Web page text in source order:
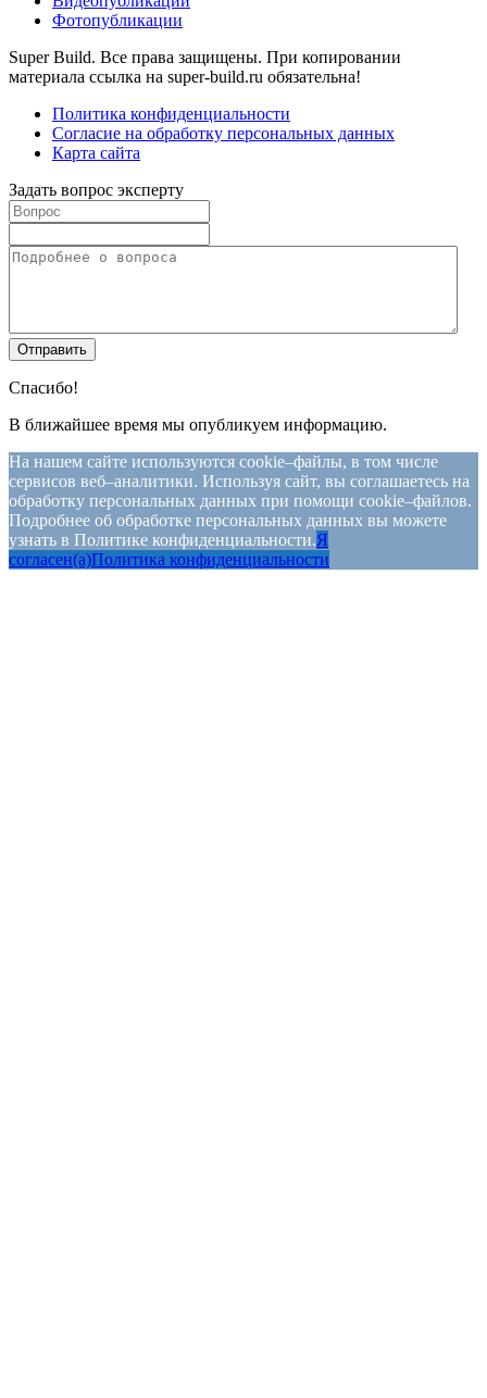
Фотопубликации
Super Build. Все права защищены. При копировании
материала ссылка на super-build.ru обязательна!
Политика конфиденциальности
Согласие на обработку персональных данных
Карта сайта
Задать вопрос эксперту
Спасибо!
В ближайшее время мы опубликуем информацию.
На нашем сайте используются cookie–файлы, в том числе
сервисов веб–аналитики. Используя сайт, вы соглашаетесь на
обработку персональных данных при помощи cookie–файлов.
Подробнее об обработке персональных данных вы можете
узнать в Политике конфиденциальности.Я
согласен(а)Политика конфиденциальности